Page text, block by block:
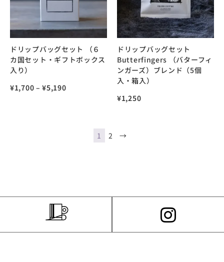
ドリップバッグセット （６
カ国セット・ギフトボックス
入り）
¥1,700 –¥5,190
ドリップバッグセット
Butterfingers （バターフィ
ンガーズ）ブレンド（5個
入・箱入）
¥1,250
1 2 →